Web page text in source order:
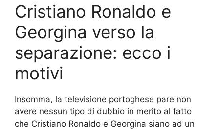
Cristiano Ronaldo e
Georgina verso la
separazione: ecco i
motivi
Insomma, la televisione portoghese pare non
avere nessun tipo di dubbio in merito al fatto
che Cristiano Ronaldo e Georgina siano ad un